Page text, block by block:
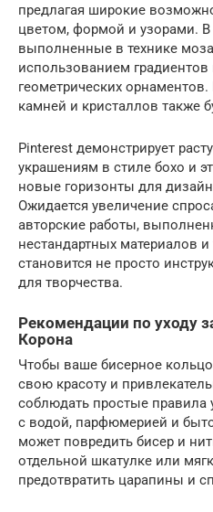
предлагая широкие
цветом, формой и узорами. В
выполненные в технике
использованием
геометрических
камней и кристаллов также
Pinterest демонстрирует
украшениям в стиле бохо и
новые горизонты для
Ожидается увеличение
авторские работы,
нестандартных материалов
становится не просто
для творчества.
Рекомендации по уходу
Корона
Чтобы ваше бисерное
свою красоту и
соблюдать простые правила
с водой, парфюмерией и
может повредить бисер и
отдельной шкатулке или
предотвратить царапины и